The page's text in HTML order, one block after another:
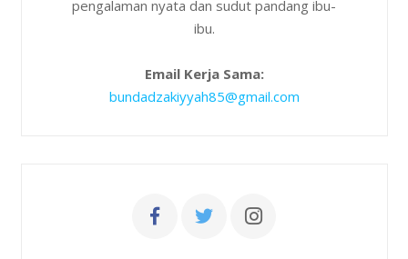
pengalaman nyata dan sudut pandang ibu-
ibu.
Email Kerja Sama:
bundadzakiyyah85@gmail.com